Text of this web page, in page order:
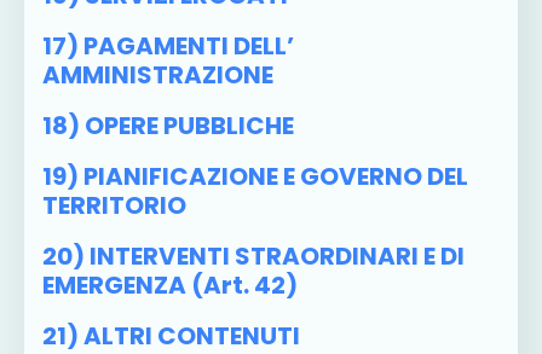
17) PAGAMENTI DELL’
AMMINISTRAZIONE
18) OPERE PUBBLICHE
19) PIANIFICAZIONE E GOVERNO DEL
TERRITORIO
20) INTERVENTI STRAORDINARI E DI
EMERGENZA (art. 42)
21) ALTRI CONTENUTI